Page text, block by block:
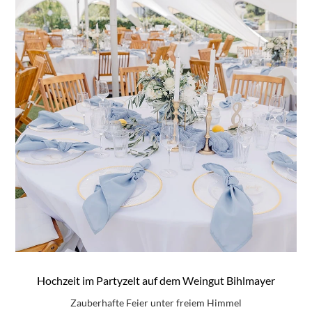
Hochzeit im Partyzelt auf dem Weingut Bihlmayer
Zauberhafte Feier unter freiem Himmel